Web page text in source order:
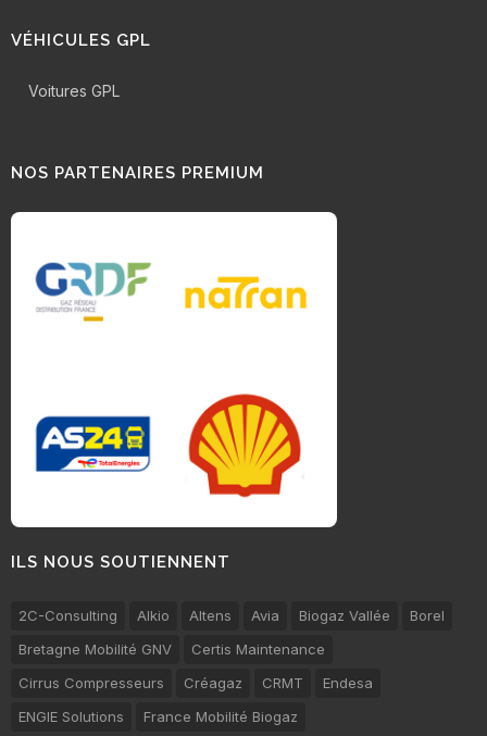
VÉHICULES GPL
Voitures GPL
NOS PARTENAIRES PREMIUM
ILS NOUS SOUTIENNENT
2C-Consulting Alkio Altens Avia Biogaz Vallée
Borel
Bretagne Mobilité GNV
Certis Maintenance
Cirrus Compresseurs
Créagaz CRMT
Endesa
ENGIE Solutions
France Mobilité Biogaz